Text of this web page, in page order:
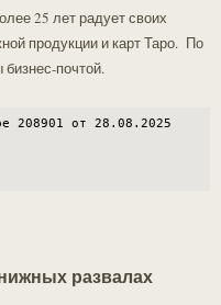
25 лет радует своих
продукции и карт Таро. По
почтой.
208901 от 28.08.2025
развалах